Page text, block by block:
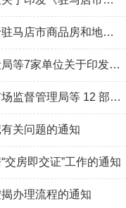
市财政局等五部门《关于驻马店市商品房和地下停车位契税缴纳政府补贴办法的通告》
驻马店市住房和城乡建设局等7家单位关于印发《关于进一步促进房地产市场平稳健康发展的若干措施》的通知
《关于贯彻落实河南省市场监督管理局等 12 部门关于解决经营主体注销难问题的实施意见 (试行)的通知》
关问题的通知
交房即交证”工作的通知
办理流程的通知